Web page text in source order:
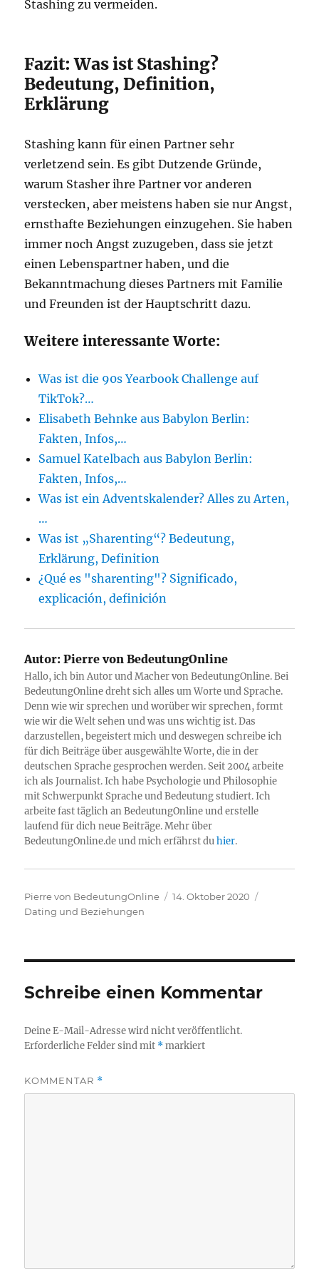
Stashing zu vermeiden.
Fazit: Was ist Stashing?
Bedeutung, Definition,
Erklärung
Stashing kann für einen Partner sehr
verletzend sein. Es gibt Dutzende Gründe,
warum Stasher ihre Partner vor anderen
verstecken, aber meistens haben sie nur Angst,
ernsthafte Beziehungen einzugehen. Sie haben
immer noch Angst zuzugeben, dass sie jetzt
einen Lebenspartner haben, und die
Bekanntmachung dieses Partners mit Familie
und Freunden ist der Hauptschritt dazu.
Weitere interessante Worte:
Was ist die 90s Yearbook Challenge auf
TikTok?…
Elisabeth Behnke aus Babylon Berlin:
Fakten, Infos,…
Samuel Katelbach aus Babylon Berlin:
Fakten, Infos,…
Was ist ein Adventskalender? Alles zu Arten,
…
Was ist „Sharenting“? Bedeutung,
Erklärung, Definition
¿Qué es "sharenting"? Significado,
explicación, definición
Autor: Pierre von BedeutungOnline
Hallo, ich bin Autor und Macher von BedeutungOnline. Bei
BedeutungOnline dreht sich alles um Worte und Sprache.
Denn wie wir sprechen und worüber wir sprechen, formt
wie wir die Welt sehen und was uns wichtig ist. Das
darzustellen, begeistert mich und deswegen schreibe ich
für dich Beiträge über ausgewählte Worte, die in der
deutschen Sprache gesprochen werden. Seit 2004 arbeite
ich als Journalist. Ich habe Psychologie und Philosophie
mit Schwerpunkt Sprache und Bedeutung studiert. Ich
arbeite fast täglich an BedeutungOnline und erstelle
laufend für dich neue Beiträge. Mehr über
BedeutungOnline.de und mich erfährst duhier.
Autor
Pierre von BedeutungOnline
Veröffentlicht
14. Oktober 2020
Dating und Beziehungen
Schreibe einen Kommentar
Deine E-Mail-Adresse wird nicht veröffentlicht.
Erforderliche Felder sind mit *markiert
KOMMENTAR *